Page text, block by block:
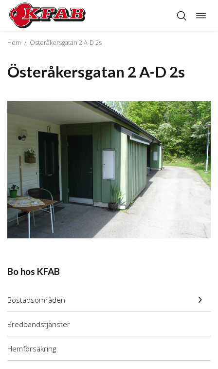
Hoppa
innehåll
Hem / Österåkersgatan 2 A-D 2s
Bo hos KFAB
Bostadsområden
Bredbandstjänster
Hemförsäkring
Österåkersgatan 2 A-D 2s